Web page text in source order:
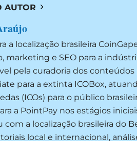
AUTOR
a localização brasileira
marketing e SEO para a
pela curadoria dos
para a extinta ICOBox,
(ICOs) para o público
a PointPay nos estágios
com a localização brasileira do
local e internacional,